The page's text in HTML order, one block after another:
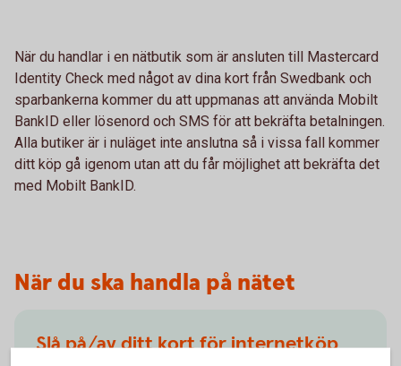
När du handlar i en nätbutik som är ansluten till Mastercard
Identity Check med något av dina kort från Swedbank och
sparbankerna kommer du att uppmanas att använda Mobilt
BankID eller lösenord och SMS för att bekräfta betalningen.
Alla butiker är i nuläget inte anslutna så i vissa fall kommer
ditt köp gå igenom utan att du får möjlighet att bekräfta det
med Mobilt BankID.
När du ska handla på nätet
Slå på/av ditt kort för internetköp